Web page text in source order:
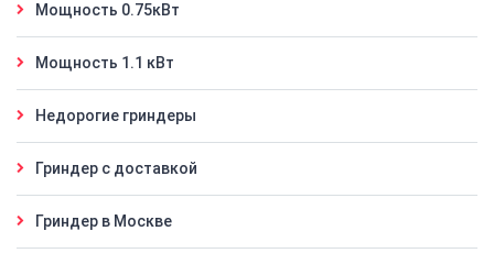
Мощность 0.75кВт
Мощность 1.1 кВт
Недорогие гриндеры
Гриндер с доставкой
Гриндер в Москве